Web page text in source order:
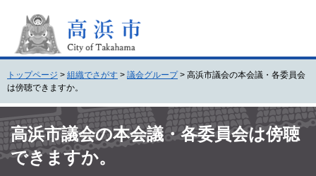
頭
。
飛
て
本
文
トップページ > 組織でさがす > 議会グループ > 高浜市議会の本会議・各委員会
は傍聴できますか。
文 高浜市議会の本会議・各委員会は傍聴
できますか。